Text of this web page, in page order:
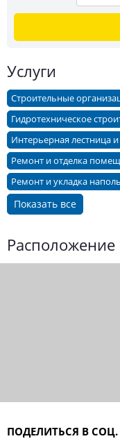
Услуги
Строительные
Гидротехническое
Интерьерная лестница
Ремонт и отделка
Ремонт и укладка
Показать все
Расположение
ПОДЕЛИТЬСЯ В СОЦ.